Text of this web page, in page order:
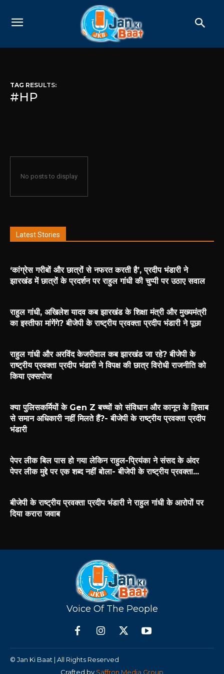
TAG RESULTS:
#HP
No posts to display
Latest Stories
‘कांग्रेस गरीबों और छात्रों से नफरत करती है’, प्रदीप भंडारी ने
झारखंड में छात्रों के प्रदर्शन पर राहुल गांधी की चुप्पी पर उठाए सवाल
राहुल गांधी, अखिलेश यादव कब झारखंड के शिक्षा मंत्री और मुख्यमंत्री
का इस्तीफा मांगेंगे? बीजेपी के राष्ट्रीय प्रवक्ता प्रदीप भंडारी ने पूछा
राहुल गांधी और अरविंद केजरीवाल कब झारखंड जा रहे? बीजेपी के
राष्ट्रीय प्रवक्ता प्रदीप भंडारी ने विपक्ष की छात्र विरोधी राजनीति को
किया एक्सपोज
क्या पुलिसकर्मियों के Gen Z बच्चों को संविधान और कानून के हिसाब
से समान अधिकारी नहीं मिलते हैं?- बीजेपी के राष्ट्रीय प्रवक्ता प्रदीप
भंडारी
पेपर लीक बिल पास हो गया लेकिन राहुल-प्रियंका ने संसद के अंदर
पेपर लीक मुद्दे पर एक शब्द नहीं बोला- बीजेपी के राष्ट्रीय प्रवक्ता...
बीजेपी के राष्ट्रीय प्रवक्ता प्रदीप भंडारी ने राहुल गांधी के आरोपों पर
दिया करारा जवाब
Voice Of The People
© Jan Ki Baat | All Rights Reserved
Crafted by Saffron Media Group